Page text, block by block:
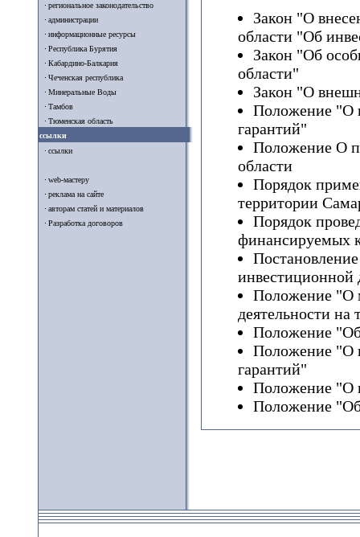
региональное законодательство
администрации
информационные ресурсы
Республика Бурятия
Кабардино-Балкария
Чеченская республика
Минеральные Воды
Тамбов
Тюменская область
ссылки
ссылки
web-мастеру
реклама на сайте
авторам статей и материалов
Разработка договоров
Закон "О
области "Об
Закон "Об
области"
Закон "О
Положение "О
гарантий"
Положение О
области
Порядок
территории
Порядок
финансируемых
инвестиционной
Положение "О
деятельности на
Положение
Положение "О
гарантий"
Положение "О
Положение "Об